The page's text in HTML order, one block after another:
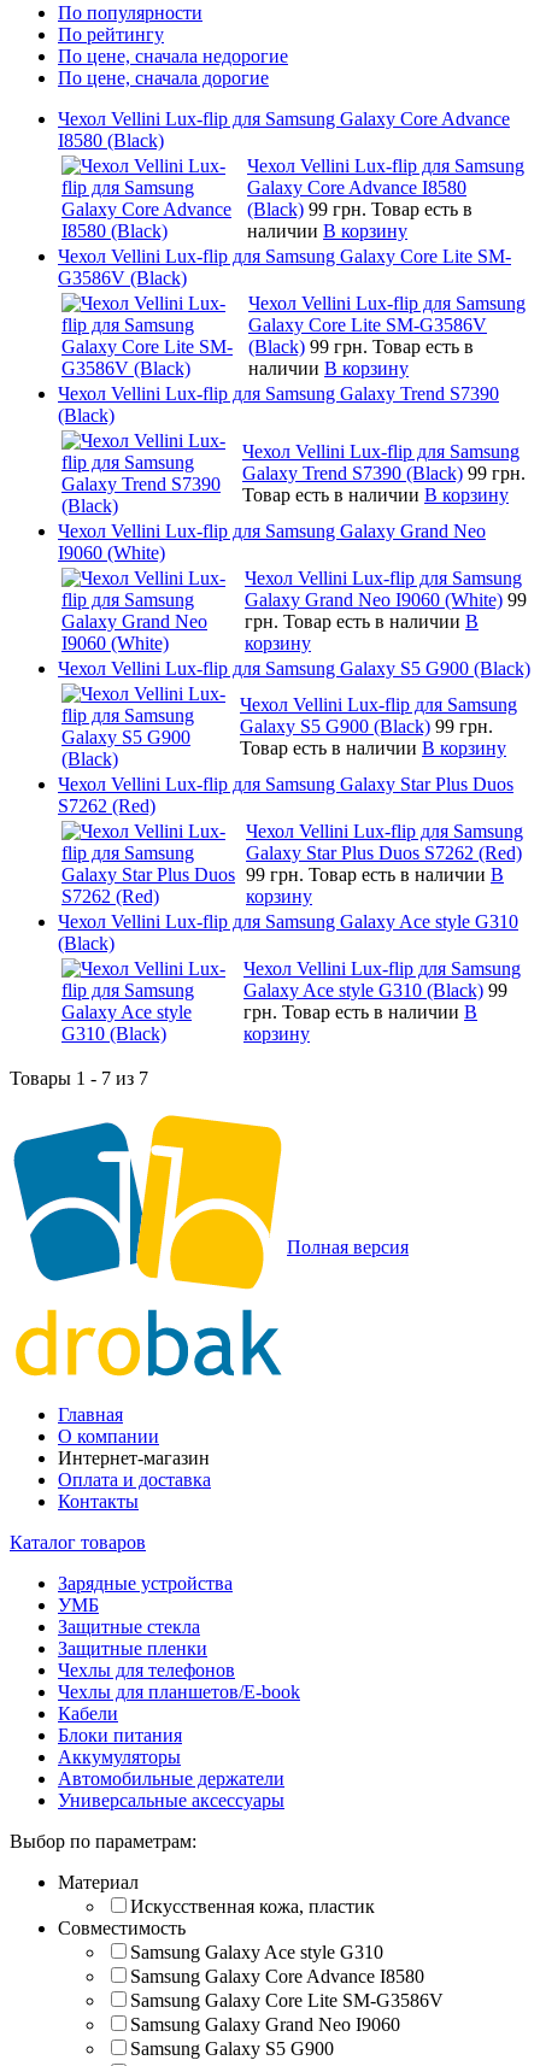
По популярности
По рейтингу
По цене, сначала недорогие
По цене, сначала дорогие
Чехол Vellini Lux-flip для Samsung Galaxy Core Advance
I8580 (Black)
Чехол Vellini Lux-flip для Samsung
Galaxy Core Advance I8580
(Black) 99 грн. Товар есть в
наличии В корзину
Чехол Vellini Lux-flip для Samsung Galaxy Core Lite SM-
G3586V (Black)
Чехол Vellini Lux-flip для Samsung
Galaxy Core Lite SM-G3586V
(Black) 99 грн. Товар есть в
наличии В корзину
Чехол Vellini Lux-flip для Samsung Galaxy Trend S7390
(Black)
Чехол Vellini Lux-flip для Samsung
Galaxy Trend S7390 (Black) 99 грн.
Товар есть в наличии В корзину
Чехол Vellini Lux-flip для Samsung Galaxy Grand Neo
I9060 (White)
Чехол Vellini Lux-flip для Samsung
Galaxy Grand Neo I9060 (White) 99
грн. Товар есть в наличии В
корзину
Чехол Vellini Lux-flip для Samsung Galaxy S5 G900 (Black)
Чехол Vellini Lux-flip для Samsung
Galaxy S5 G900 (Black) 99 грн.
Товар есть в наличии В корзину
Чехол Vellini Lux-flip для Samsung Galaxy Star Plus Duos
S7262 (Red)
Чехол Vellini Lux-flip для Samsung
Galaxy Star Plus Duos S7262 (Red)
99 грн. Товар есть в наличии В
корзину
Чехол Vellini Lux-flip для Samsung Galaxy Ace style G310
(Black)
Чехол Vellini Lux-flip для Samsung
Galaxy Ace style G310 (Black) 99
грн. Товар есть в наличии В
корзину
Товары 1 - 7 из 7
Полная версия
Главная
О компании
Интернет-магазин
Оплата и доставка
Контакты
Каталог товаров
Зарядные устройства
УМБ
Защитные стекла
Защитные пленки
Чехлы для телефонов
Чехлы для планшетов/E-book
Кабели
Блоки питания
Аккумуляторы
Автомобильные держатели
Универсальные аксессуары
Выбор по параметрам:
Материал
Искусственная кожа, пластик
Совместимость
Samsung Galaxy Ace style G310
Samsung Galaxy Core Advance I8580
Samsung Galaxy Core Lite SM-G3586V
Samsung Galaxy Grand Neo I9060
Samsung Galaxy S5 G900